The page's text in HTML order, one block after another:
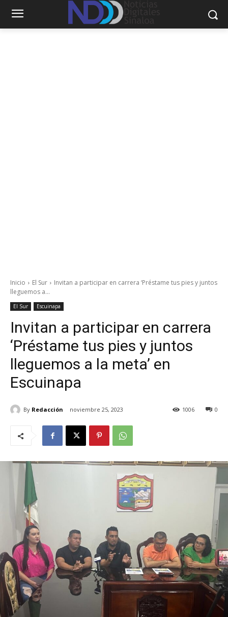
Inicio El Sur
Invitan a participar en carrera ‘Préstame tus pies y juntos
lleguemos a...
El Sur Escuinapa
Invitan a participar en carrera
‘Préstame tus pies y juntos
lleguemos a la meta’ en
Escuinapa
By Redacción noviembre 25, 2023 0
1006